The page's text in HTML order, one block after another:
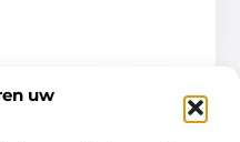
uw